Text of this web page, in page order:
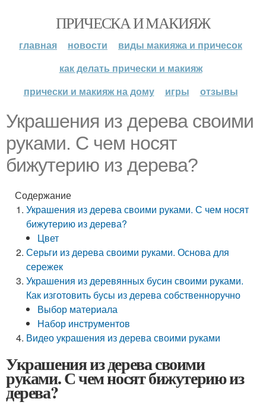
ПРИЧЕСКА И МАКИЯЖ
главная новости
виды макияжа и причесок
как делать прически и макияж
прически и макияж на дому
игры отзывы
Украшения из дерева своими
руками. С чем носят
бижутерию из дерева?
Содержание
Украшения из дерева своими руками. С чем носят
бижутерию из дерева?
Цвет
Серьги из дерева своими руками. Основа для
сережек
Украшения из деревянных бусин своими руками.
Как изготовить бусы из дерева собственноручно
Выбор материала
Набор инструментов
Видео украшения из дерева своими руками
Украшения из дерева своими
руками. С чем носят бижутерию из
дерева?